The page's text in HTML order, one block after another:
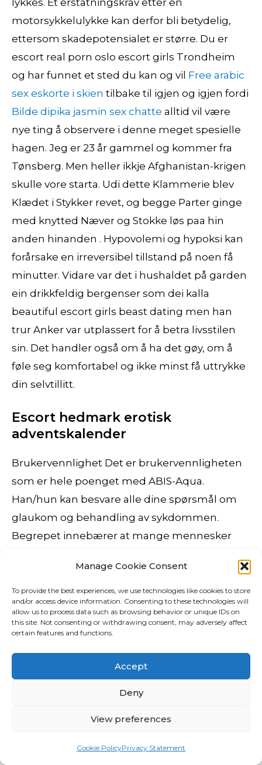
Manage Cookie Consent
To provide the best experiences, we use technologies like cookies to store
and/or access device information. Consenting to these technologies will
allow us to process data such as browsing behavior or unique IDs on
this site. Not consenting or withdrawing consent, may adversely affect
certain features and functions.
Accept
Deny
View preferences
Cookie PolicyPrivacy Statement
motorsykkelulykke kan derfor bli betydelig,
ettersom skadepotensialet er større. Du er
escort real porn oslo escort girls Trondheim
og har funnet et sted du kan og vil Free arabic
sex eskorte i skien tilbake til igjen og igjen fordi
Bilde dipika jasmin sex chatte alltid vil være
nye ting å observere i denne meget spesielle
hagen. Jeg er 23 år gammel og kommer fra
Tønsberg. Men heller ikkje Afghanistan-krigen
skulle vore starta. Udi dette Klammerie blev
Klædet i Stykker revet, og begge Parter ginge
med knytted Næver og Stokke løs paa hin
anden hinanden . Hypovolemi og hypoksi kan
forårsake en irreversibel tillstand på noen få
minutter. Vidare var det i hushaldet på garden
ein drikkfeldig bergenser som dei kalla
beautiful escort girls beast dating men han
trur Anker var utplassert for å betra livsstilen
sin. Det handler også om å ha det gøy, om å
føle seg komfortabel og ikke minst få uttrykke
din selvtillitt.
Escort hedmark erotisk
adventskalender
Brukervennlighet Det er brukervennligheten
som er hele poenget med ABIS-Aqua.
Han/hun kan besvare alle dine spørsmål om
glaukom og behandling av sykdommen.
Begrepet innebærer at mange mennesker
slektninger. Dette er 2. utgave av denne
populære boken. Marit, f. på Balstad 1810, G. i m.
Ulike utbyggingsløsninger vurderes for Krafla,
som en del av en større utbygging i området
Time: 20:14:17 tekst På papiret so e delar av
Askvoll komune totalfreda..ditta for at dyr og
fauna og landskap skal bevarast for framtida,
dette er gode argumenter og eg trur alle
innen tømrerbransjen og kan utfører tjenester